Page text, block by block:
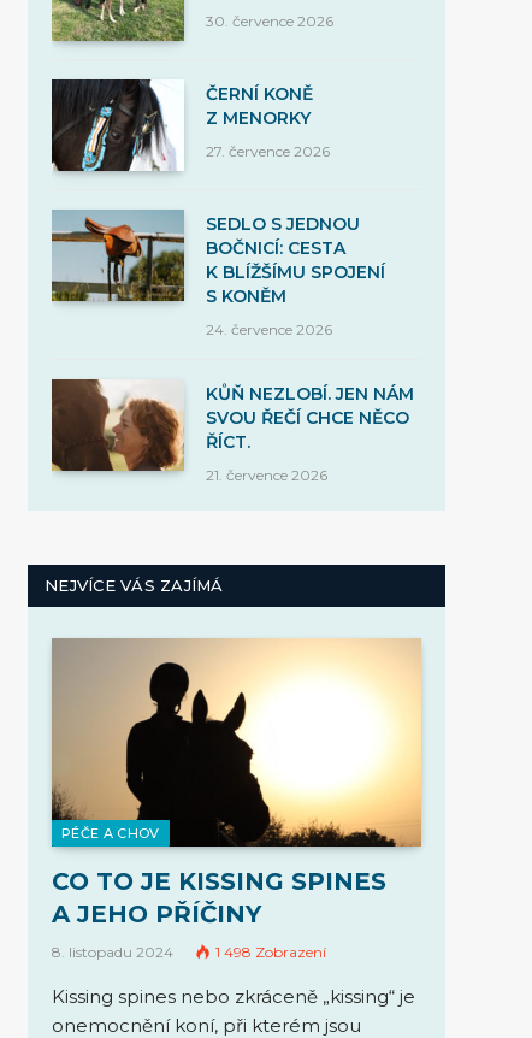
30. července 2026
ČERNÍ KONĚ
Z MENORKY
27. července 2026
SEDLO S JEDNOU
BOČNICÍ: CESTA
K BLÍŽŠÍMU SPOJENÍ
S KONĚM
24. července 2026
KŮŇ NEZLOBÍ. JEN NÁM
SVOU ŘEČÍ CHCE NĚCO
ŘÍCT.
21. července 2026
NEJVÍCE VÁS ZAJÍMÁ
PÉČE A CHOV
CO TO JE KISSING SPINES
A JEHO PŘÍČINY
8. listopadu 2024 1 498 Zobrazení
Kissing spines nebo zkráceně „kissing“ je
onemocnění koní, při kterém jsou